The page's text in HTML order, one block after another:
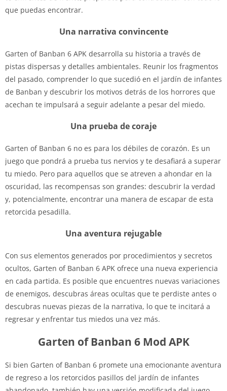
que puedas encontrar.
Una narrativa convincente
Garten of Banban 6 APK desarrolla su historia a través de
pistas dispersas y detalles ambientales. Reunir los fragmentos
del pasado, comprender lo que sucedió en el jardín de infantes
de Banban y descubrir los motivos detrás de los horrores que
acechan te impulsará a seguir adelante a pesar del miedo.
Una prueba de coraje
Garten of Banban 6 no es para los débiles de corazón. Es un
juego que pondrá a prueba tus nervios y te desafiará a superar
tu miedo. Pero para aquellos que se atreven a ahondar en la
oscuridad, las recompensas son grandes: descubrir la verdad
y, potencialmente, encontrar una manera de escapar de esta
retorcida pesadilla.
Una aventura rejugable
Con sus elementos generados por procedimientos y secretos
ocultos, Garten of Banban 6 APK ofrece una nueva experiencia
en cada partida. Es posible que encuentres nuevas variaciones
de enemigos, descubras áreas ocultas que te perdiste antes o
descubras nuevas piezas de la narrativa, lo que te incitará a
regresar y enfrentar tus miedos una vez más.
Garten of Banban 6 Mod APK
Si bien Garten of Banban 6 promete una emocionante aventura
de regreso a los retorcidos pasillos del jardín de infantes